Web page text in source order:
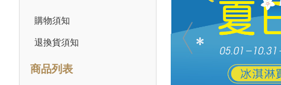
購物須知
退換貨須知
商品列表